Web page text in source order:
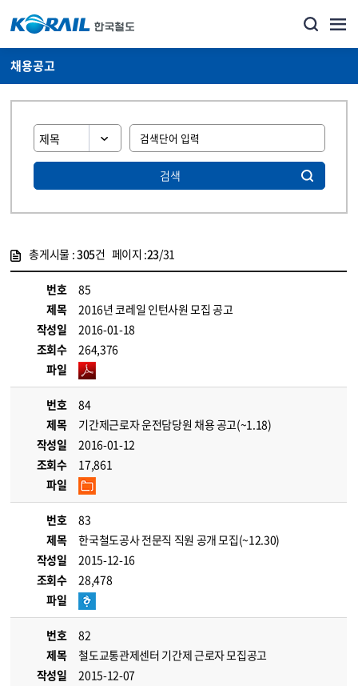
채용공고
검색
총게시물 :305건 페이지 :23/31
번호
85
제목
2016년 코레일 인턴사원 모집 공고
작성일
2016-01-18
조회수
264,376
파일
번호
84
제목
기간제근로자 운전담당원 채용 공고(~1.18)
작성일
2016-01-12
조회수
17,861
파일
번호
83
제목
한국철도공사 전문직 직원 공개 모집(~12.30)
작성일
2015-12-16
조회수
28,478
파일
번호
82
제목
철도교통관제센터 기간제 근로자 모집공고
작성일
2015-12-07